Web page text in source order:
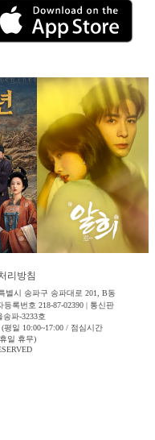
리방침
별시 송파구 송파대로 201, B동
록번호 218-87-02390 | 통신판
파-3233호
(평일 10:00~17:00 / 점심시간
일 휴무)